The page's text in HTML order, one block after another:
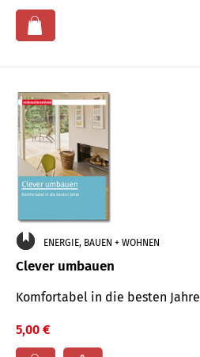
ENERGIE, BAUEN + WOHNEN
Clever umbauen
Komfortabel in die besten Jahre
5,00 €